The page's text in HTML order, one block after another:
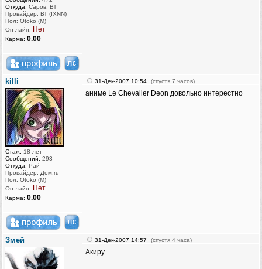
Откуда: Саров, ВТ
Провайдер: ВТ (IXNN)
Пол: Otoko (M)
Он-лайн: Нет
Карма: 0.00
killi
Стаж: 18 лет
Сообщений: 293
Откуда: Рай
Провайдер: Дом.ru
Пол: Otoko (M)
Он-лайн: Нет
Карма: 0.00
31-Дек-2007 10:54 (спустя 7 часов)
аниме Le Chevalier Deon довольно интерестно
Змей 31-Дек-2007 14:57 (спустя 4 часа)
Акиру